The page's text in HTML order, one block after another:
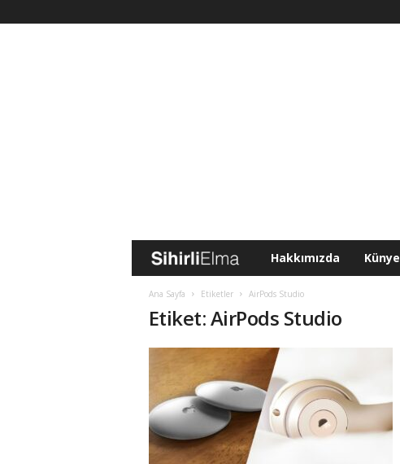
i
h
Hakkımızda Künye
Ana Sayfa Etiketler AirPods Studio
Etiket: AirPods Studio